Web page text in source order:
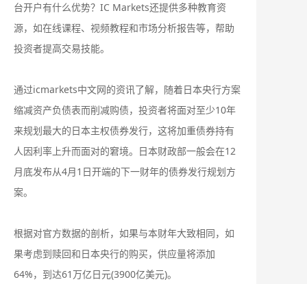
台开户有什么优势？IC Markets还提供多种教育资
源，如在线课程、视频教程和市场分析报告等，帮助
投资者提高交易技能。
通过icmarkets中文网的资讯了解，随着日本央行方案
缩减资产负债表而削减购债，投资者将面对至少10年
来规划最大的日本主权债券发行，这将加重债券持有
人因利率上升而面对的窘境。日本财政部一般会在12
月底发布从4月1日开端的下一财年的债券发行规划方
案。
根据对官方数据的剖析，如果与本财年大致相同，如
果考虑到赎回和日本央行的购买，供应量将添加
64%，到达61万亿日元(3900亿美元)。